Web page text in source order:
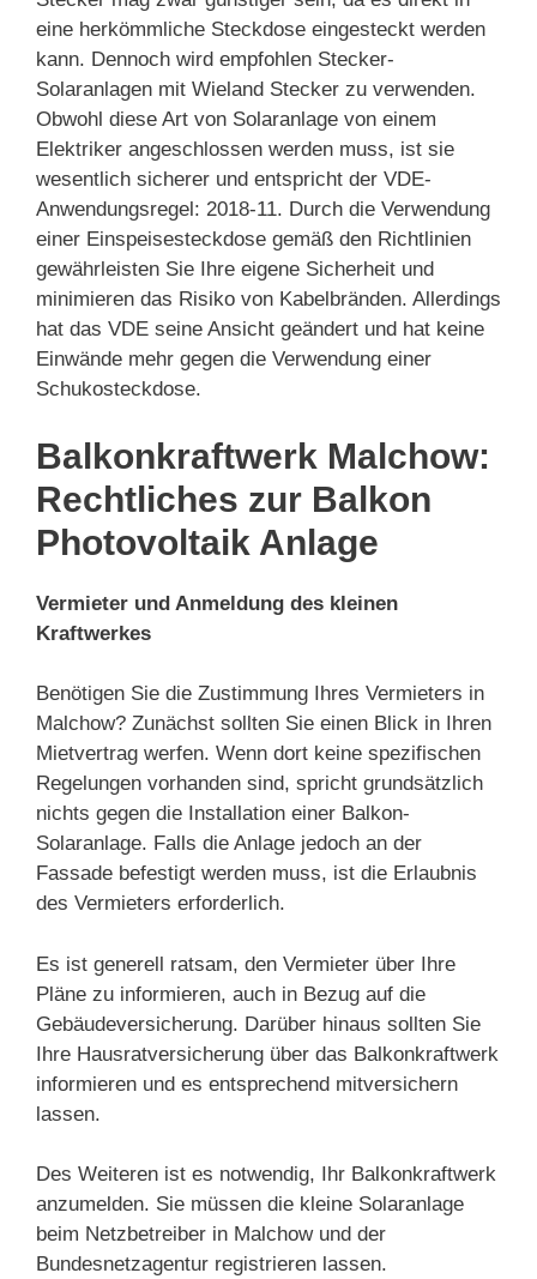
eine herkömmliche Steckdose eingesteckt werden
kann. Dennoch wird empfohlen Stecker-
Solaranlagen mit Wieland Stecker zu verwenden.
Obwohl diese Art von Solaranlage von einem
Elektriker angeschlossen werden muss, ist sie
wesentlich sicherer und entspricht der VDE-
Anwendungsregel: 2018-11. Durch die Verwendung
einer Einspeisesteckdose gemäß den Richtlinien
gewährleisten Sie Ihre eigene Sicherheit und
minimieren das Risiko von Kabelbränden. Allerdings
hat das VDE seine Ansicht geändert und hat keine
Einwände mehr gegen die Verwendung einer
Schukosteckdose.
Balkonkraftwerk Malchow:
Rechtliches zur Balkon
Photovoltaik Anlage
Vermieter und Anmeldung des kleinen
Kraftwerkes
Benötigen Sie die Zustimmung Ihres Vermieters in
Malchow? Zunächst sollten Sie einen Blick in Ihren
Mietvertrag werfen. Wenn dort keine spezifischen
Regelungen vorhanden sind, spricht grundsätzlich
nichts gegen die Installation einer Balkon-
Solaranlage. Falls die Anlage jedoch an der
Fassade befestigt werden muss, ist die Erlaubnis
des Vermieters erforderlich.
Es ist generell ratsam, den Vermieter über Ihre
Pläne zu informieren, auch in Bezug auf die
Gebäudeversicherung. Darüber hinaus sollten Sie
Ihre Hausratversicherung über das Balkonkraftwerk
informieren und es entsprechend mitversichern
lassen.
Des Weiteren ist es notwendig, Ihr Balkonkraftwerk
anzumelden. Sie müssen die kleine Solaranlage
beim Netzbetreiber in Malchow und der
Bundesnetzagentur registrieren lassen.